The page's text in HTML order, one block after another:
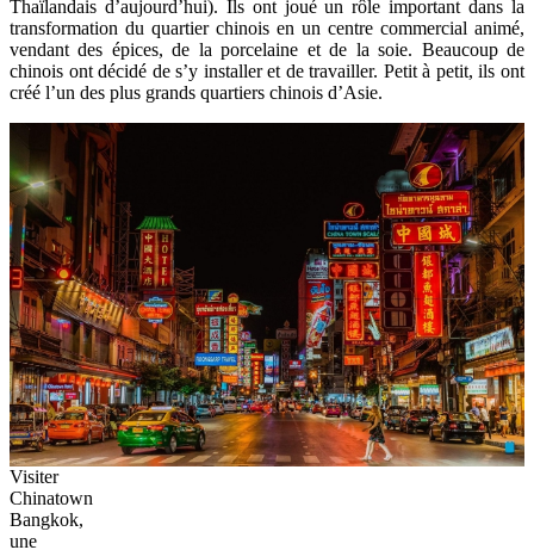
Thaïlandais d’aujourd’hui). Ils ont joué un rôle important dans la
transformation du quartier chinois en un centre commercial animé,
vendant des épices, de la porcelaine et de la soie. Beaucoup de
chinois ont décidé de s’y installer et de travailler. Petit à petit, ils ont
créé l’un des plus grands quartiers chinois d’Asie.
Visiter
Chinatown
Bangkok,
une